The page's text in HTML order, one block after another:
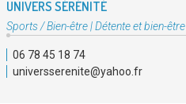
UNIVERS SÉRÉNITÉ
Type
:
Sports / Bien-être|Détente et bien-être
06 78 45 18 74
universserenite@yahoo.fr